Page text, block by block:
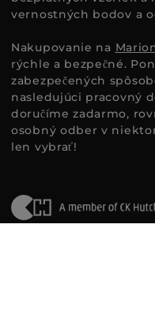
vernostných bodov a
Nakupovanie na
rýchle a bezpečné.
zabezpečených
nasledujúci pracovný
doručíme zadarmo,
osobný odber v
len vybrať!